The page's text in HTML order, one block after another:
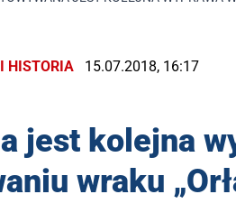
HISTORIA 15.07.2018, 16:17
jest kolejna
wraku